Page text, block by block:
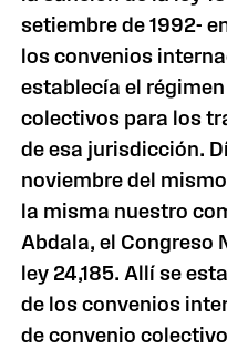
setiembre de 1992-
los convenios
establecía el
colectivos para los
de esa jurisdicción.
noviembre del
la misma nuestro
Abdala, el Congreso
ley 24,185. Allí se
de los convenios
de convenio